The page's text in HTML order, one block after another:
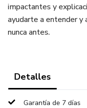
impactantes y
ayudarte a entender y
nunca antes.
Detalles
Garantía de 7 días